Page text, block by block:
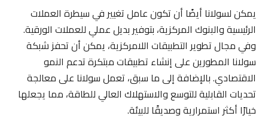
يمكن لسولانا أيضًا أن تكون عامل تغيير في سيطرة العملات
الرئيسية والبنوك المركزية، بتوفير بديل عملي للعملات الورقية.
وفي مجال تطوير التطبيقات اللامركزية، يمكن أن تحفز شبكة
سولانا المطورين على إنشاء تطبيقات مبتكرة تدعم النمو
الاقتصادي. بالإضافة إلى ما سبق، تعمل سولانا على معالجة
تحديات القابلية للتوسع والاستهلاك العالي للطاقة، مما يجعلها
خيارًا أكثر استمرارية وصديقًا للبيئة.